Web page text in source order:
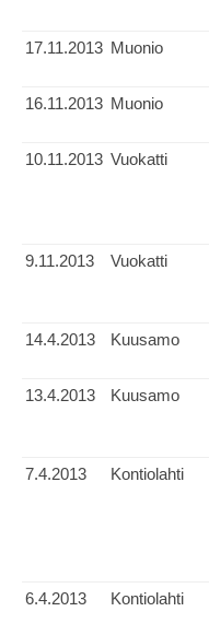
17.11.2013 Muonio
16.11.2013 Muonio
10.11.2013 Vuokatti
9.11.2013 Vuokatti
14.4.2013 Kuusamo
13.4.2013 Kuusamo
7.4.2013 Kontiolahti
6.4.2013 Kontiolahti